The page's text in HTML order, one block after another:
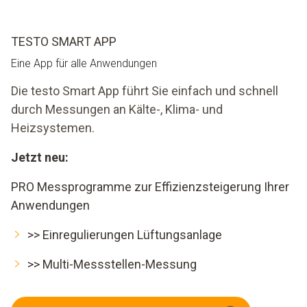
TESTO SMART APP
Eine App für alle Anwendungen
Die testo Smart App führt Sie einfach und schnell
durch Messungen an Kälte-, Klima- und
Heizsystemen.
Jetzt neu:
PRO Messprogramme zur Effizienzsteigerung Ihrer
Anwendungen
>> Einregulierungen Lüftungsanlage
>> Multi-Messstellen-Messung